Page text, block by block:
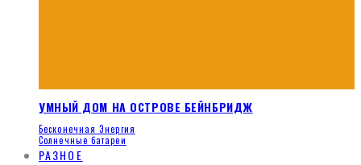
УМНЫЙ ДОМ НА ОСТРОВЕ БЕЙНБРИДЖ
Бесконечная Энергия
Солнечные батареи
РАЗНОЕ